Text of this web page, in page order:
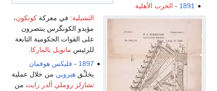
1891
- الحرب الأهلية
التشيلية: في معركة كونكون،
مؤيدو الكونگرس ينتصرون
على القوات الحكومية التابعة
للرئيس مانويل بالماركا
1897
- فليكس هوفمان
يخلـِّق هيروين من خلال عملية
تشارلز روملي ألدر رايت من